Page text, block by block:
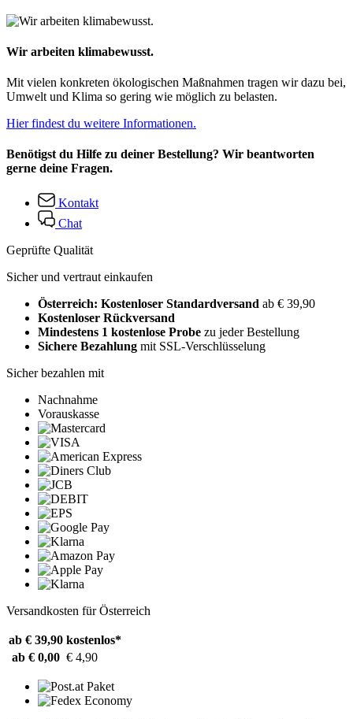
Wir arbeiten klimabewusst.
Mit vielen konkreten ökologischen Maßnahmen tragen wir dazu bei,
Umwelt und Klima so gering wie möglich zu belasten.
Hier findest du weitere Informationen.
Benötigst du Hilfe zu deiner Bestellung? Wir beantworten
gerne deine Fragen.
Kontakt
Chat
Geprüfte Qualität
Sicher und vertraut einkaufen
Österreich: Kostenloser Standardversand ab € 39,90
Kostenloser Rückversand
Mindestens 1 kostenlose Probe zu jeder Bestellung
Sichere Bezahlung mit SSL-Verschlüsselung
Sicher bezahlen mit
Nachnahme
Vorauskasse
Versandkosten für Österreich
ab € 39,90 kostenlos*
ab € 0,00 € 4,90